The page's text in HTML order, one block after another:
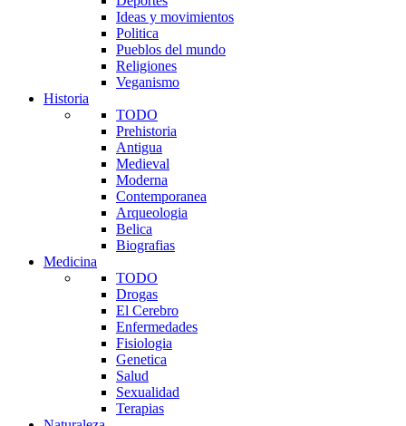
Ideas y movimientos
Politica
Pueblos del mundo
Religiones
Veganismo
Historia
TODO
Prehistoria
Antigua
Medieval
Moderna
Contemporanea
Arqueologia
Belica
Biografias
Medicina
TODO
Drogas
El Cerebro
Enfermedades
Fisiologia
Genetica
Salud
Sexualidad
Terapias